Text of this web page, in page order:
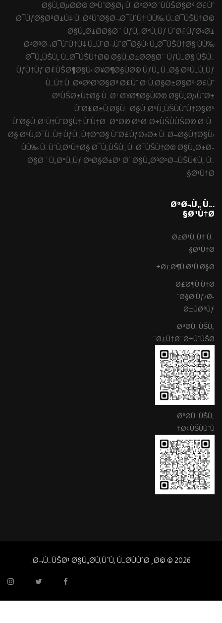
Ø§Ù„ØµØ­Ø© Ø³ÙˆØ§Ø¡ Ù…Ø³ØªØ´ÙÙŠØ§Øª Ø£Ùˆ
Ø¯ÙƒØ§ØªØ±Ù‡ Ù…ØªÙˆØ§Ø¬Ø¯ÙˆÙ† ÙÙ‰ Ù…Ø¯ÙŠÙ†Ø©
Ø§Ù„Ø±Ø­Ø§Ø¨ ÙƒÙ„ Ø°Ù„Ùƒ ÙˆØ£ÙƒØ«Ø±
Ø³ØªØ¬Ø¯ÙˆÙ†Ù‡ Ù…ÙˆØ¬ÙˆØ¯Ø§Ù‹ Ù„Ø¯ÙŠÙ†Ø§ ÙÙ‰
Ø¯Ù„ÙŠÙ„ Ù…Ø¯ÙŠÙ†Ø© Ø§Ù„Ø±Ø­Ø§Ø¨ ÙƒÙ…Ø§ ÙŠÙ…
ÙƒÙ†Ùƒ Ø£ÙŠØ¶Ø§Ù‹ Ø¥Ø¶Ø§ÙØ© ÙƒÙ„ Ù…Ø§ ØªÙ…Ù„Ùƒ
Ù…Ù† Ù…Ø¤Ø³Ø³Ø§Øª Ø£Ùˆ Ø¹Ù‚Ø§Ø±Ø§Øª Ø£Ùˆ
ØºÙŠØ±Ù‡Ø§ Ù…Ø¹ Ø¥Ø¶Ø§ÙØ© Ø§Ù„ØµÙˆØ±
ÙˆØ£Ø±Ù‚Ø§Ù… Ø§Ù„ØªÙ„ÙŠÙÙˆÙ†Ø§Øª
ÙˆØ§Ù„Ø¹Ù†ÙˆØ§Ù† ÙˆÙ†Ø¨Ø°Ø© ØªØ¹Ø±ÙŠÙÙŠØ© Ø¹Ù…
Ø§ ØªÙ‚Ø¯Ù…Ù‡ ÙƒÙ„ Ù‡Ø°Ø§ ÙˆØ£ÙƒØ«Ø± Ù…Ø¬Ø§Ù†Ø§Ù‹
ÙÙ‰ Ù…ÙˆÙ‚Ø¹Ù†Ø§ Ø¯Ù„ÙŠÙ„ Ù…Ø¯ÙŠÙ†Ø© Ø§Ù„Ø±Ø­
Ø§Ø¨ Ù„Ø°Ù„Ùƒ Ø³Ø§Ø±Ø¹ Ø¨Ø§Ù„ØªØ³Ø¬ÙŠÙ€Ù„ Ù…
Ø¹Ù†Ø§.
Ø³Ø¬Ù„ Ù…
Ø¹Ù†Ø§
Ø£Ø¹Ù„Ù† Ù…
Ø¹Ù†Ø§
Ø£Ø¶Ù Ø¹Ù‚Ø§Ø±
Ø£Ø¶Ù Ù†Ø
´Ø§Ø·Ùƒ/Ø­
Ø±ÙØªÙƒ
ØªØ­Ù…ÙŠÙ„
Ø£Ù†Ø¯Ø±ÙˆÙŠØ¯
ØªØ­Ù…ÙŠÙ„
Ø¢ÙŠÙÙˆÙ†
Ø¬Ù…ÙŠØ¹ Ø§Ù„Ø­Ù‚ÙˆÙ‚ Ù…Ø­ÙÙˆØ¸Ø© ©2026.